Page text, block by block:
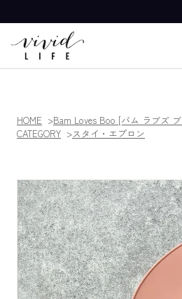
HOME
Bam Loves Boo [バム ラブズ
CATEGORY
スタイ・エプロン